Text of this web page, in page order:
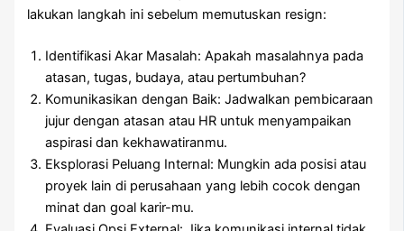
lakukan langkah ini sebelum memutuskan resign:
Identifikasi Akar Masalah: Apakah masalahnya pada
atasan, tugas, budaya, atau pertumbuhan?
Komunikasikan dengan Baik: Jadwalkan pembicaraan
jujur dengan atasan atau HR untuk menyampaikan
aspirasi dan kekhawatiranmu.
Eksplorasi Peluang Internal: Mungkin ada posisi atau
proyek lain di perusahaan yang lebih cocok dengan
minat dan goal karir-mu.